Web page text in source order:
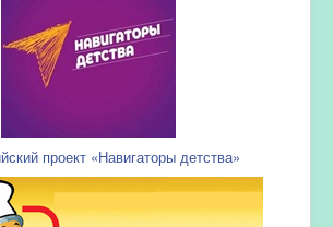
проект «Навигаторы детства»